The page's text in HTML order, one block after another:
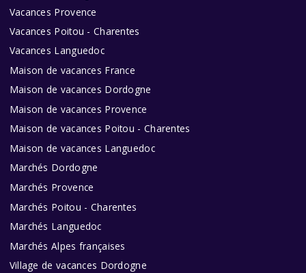
Vacances Provence
Vacances Poitou - Charentes
Vacances Languedoc
Maison de vacances France
Maison de vacances Dordogne
Maison de vacances Provence
Maison de vacances Poitou - Charentes
Maison de vacances Languedoc
Marchés Dordogne
Marchés Provence
Marchés Poitou - Charentes
Marchés Languedoc
Marchés Alpes françaises
Village de vacances Dordogne